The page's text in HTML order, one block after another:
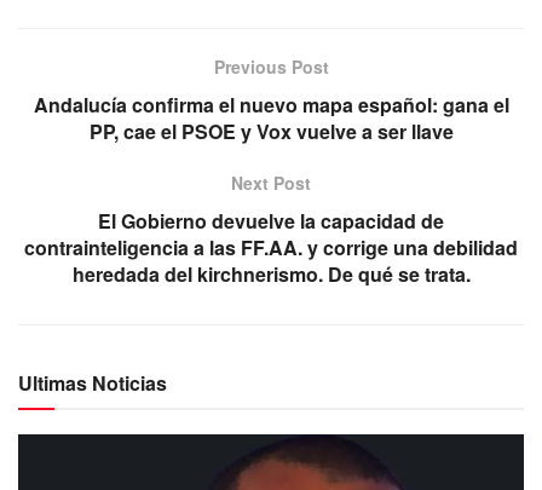
Previous Post
Andalucía confirma el nuevo mapa español: gana el
PP, cae el PSOE y Vox vuelve a ser llave
Next Post
El Gobierno devuelve la capacidad de
contrainteligencia a las FF.AA. y corrige una debilidad
heredada del kirchnerismo. De qué se trata.
Ultimas Noticias